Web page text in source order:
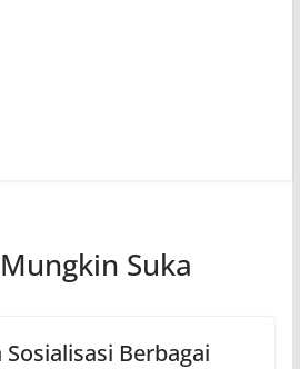
Suka
Berbagai